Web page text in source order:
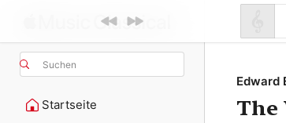
Suchen
Startseite
Edward
The